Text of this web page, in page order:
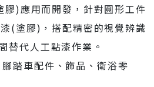
)應用而開發，針對圓形工件
(塗膠)，搭配精密的視覺辨識
替代人工點漆作業。
踏車配件、飾品、衛浴零